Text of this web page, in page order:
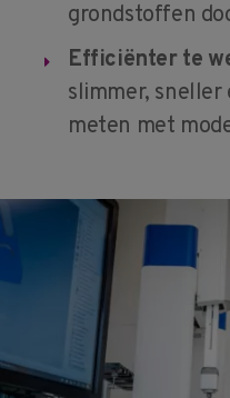
grondstoffen
Efficiënter te
slimmer,
meten met